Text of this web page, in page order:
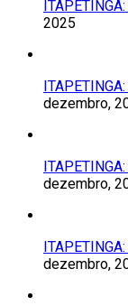
2025
dezembro,
dezembro,
dezembro,